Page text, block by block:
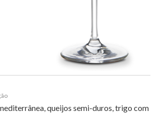
queijos semi-duros, trigo com